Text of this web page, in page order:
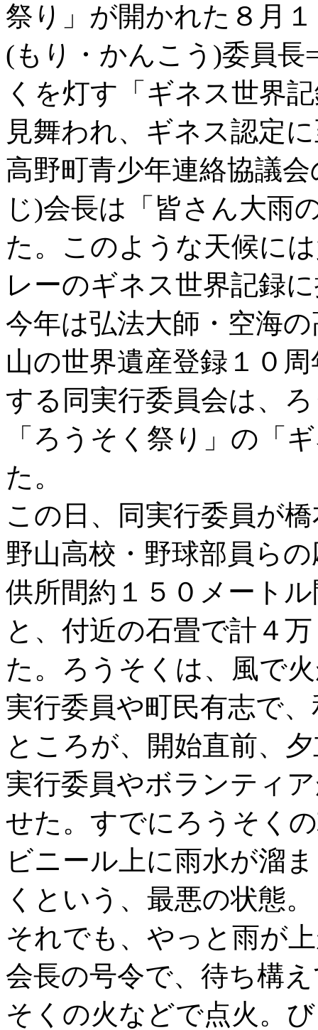
祭り」が開かれた８月
(もり・かんこう)委員長
くを灯す「ギネス世界
見舞われ、ギネス認定
高野町青少年連絡協議
じ)会長は「皆さん大雨
た。このような天候に
レーのギネス世界記録
今年は弘法大師・空海
山の世界遺産登録１０
する同実行委員会は、
「ろうそく祭り」の「
た。
この日、同実行委員が
野山高校・野球部員ら
供所間約１５０メート
と、付近の石畳で計４
た。ろうそくは、風で
実行委員や町民有志で
ところが、開始直前、
実行委員やボランティ
せた。すでにろうそく
ビニール上に雨水が溜
くという、最悪の状態。
それでも、やっと雨が
会長の号令で、待ち構
そくの火などで点火。